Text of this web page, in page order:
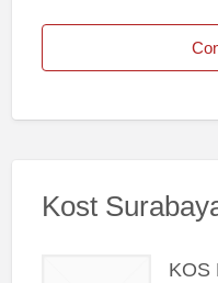
Kost
KOS